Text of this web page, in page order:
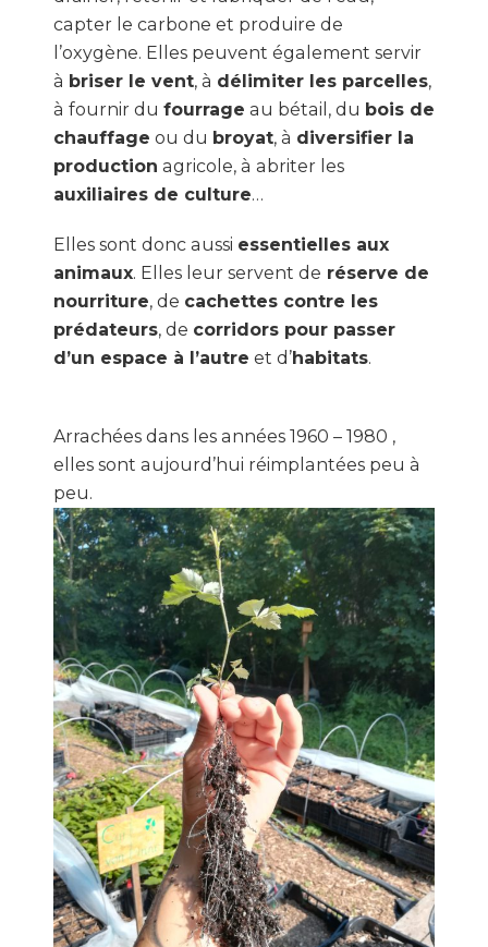
capter le carbone et produire de
l’oxygène. Elles peuvent également servir
à briser le vent, à délimiter les parcelles,
à fournir du fourrage au bétail, du bois de
chauffage ou du broyat, à diversifier la
production agricole, à abriter les
auxiliaires de culture…
Elles sont donc aussi essentielles aux
animaux. Elles leur servent de réserve de
nourriture, de cachettes contre les
prédateurs, de corridors pour passer
d’un espace à l’autre et d’habitats.
Arrachées dans les années 1960 – 1980 ,
elles sont aujourd’hui réimplantées peu à
peu.